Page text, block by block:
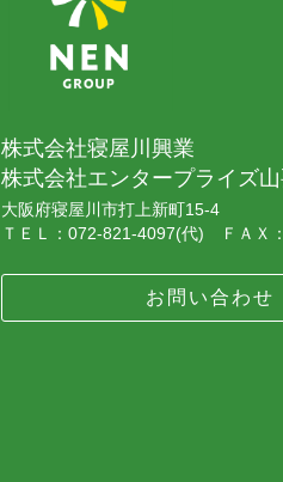
株式会社寝屋川興業
株式会社エンタープライズ
大阪府寝屋川市打上新町15-4
ＴＥＬ：072-821-4097(代) ＦＡＸ
お問い合わせ